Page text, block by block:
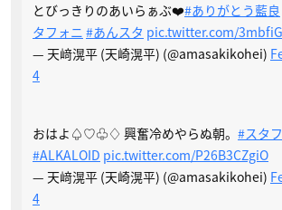
とびっきりのあいらぁぶ❤️#ありがとう藍良
タフォニ #あんスタ pic.twitter.com/
— 天﨑滉平 (天崎滉平) (@amasakikohei)
4
おはよ♤♡♧♢ 興奮冷めやらぬ朝。 #スタ
#ALKALOID pic.twitter.com/P26B3CZgiO
— 天﨑滉平 (天崎滉平) (@amasakikohei)
4